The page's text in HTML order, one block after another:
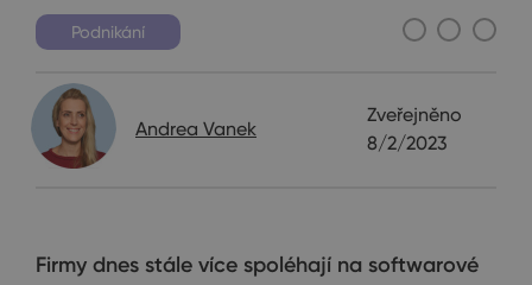
Podnikání
Andrea Vanek
Zveřejněno
8/2/2023
Firmy dnes stále více spoléhají na softwarové